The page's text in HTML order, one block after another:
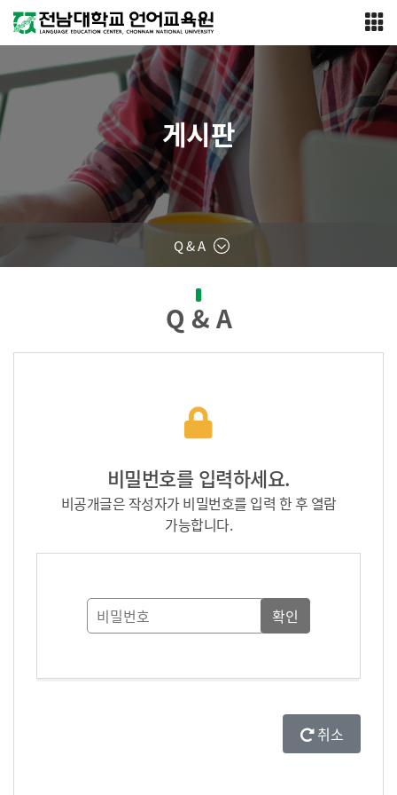
Q & A
게시판
Q & A
비밀번호를 입력하세요.
비공개글은 작성자가 비밀번호를 입력 한 후 열람
가능합니다.
취소